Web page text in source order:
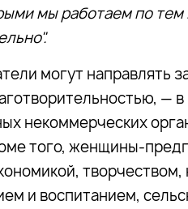
мы работаем по
могут направлять
—
некоммерческих
того, женщины-
и воспитанием,